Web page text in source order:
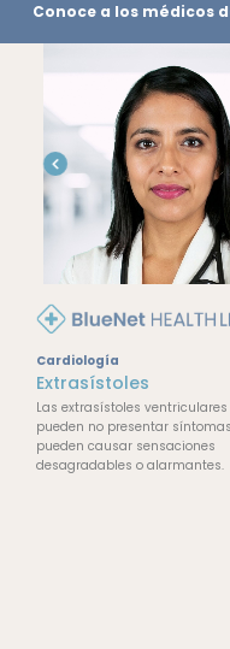
Conoce a los médicos
Cardiología
Extrasístoles
Las extrasístoles ventriculares
pueden no presentar
pueden causar sensaciones
desagradables o alarmantes.